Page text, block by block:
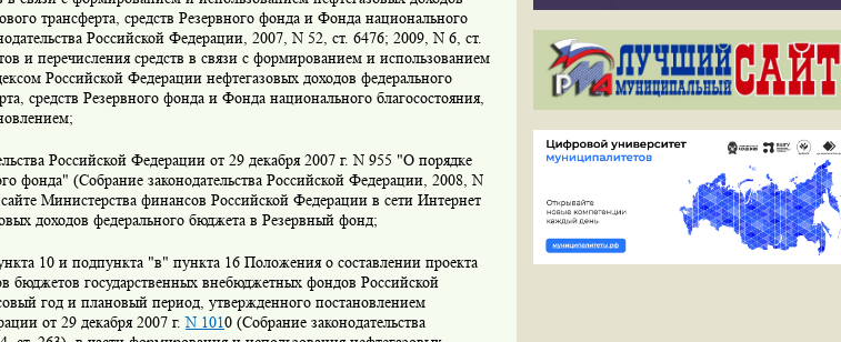
трансферта, средств Резервного фонда и Фонда национального
Российской Федерации, 2007, N 52, ст. 6476; 2009, N 6, ст.
и перечисления средств в связи с формированием и использованием
Российской Федерации нефтегазовых доходов федерального
средств Резервного фонда и Фонда национального благосостояния,
Российской Федерации от 29 декабря 2007 г. N 955 "О порядке
фонда" (Собрание законодательства Российской Федерации, 2008, N
Министерства финансов Российской Федерации в сети Интернет
доходов федерального бюджета в Резервный фонд;
10 и подпункта "в" пункта 16 Положения о составлении проекта
бюджетов государственных внебюджетных фондов Российской
год и плановый период, утвержденного постановлением
от 29 декабря 2007 г.N 1010 (Собрание законодательства